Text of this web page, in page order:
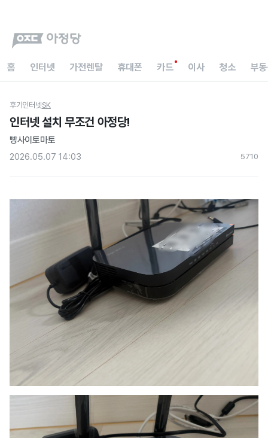
홈 인터넷 가전렌탈 휴대폰 카드 이사 청소 부
후기 인터넷SK
인터넷 설치 무조건 아정당!
빵사이토마토
2026.05.07 14:03
571 0